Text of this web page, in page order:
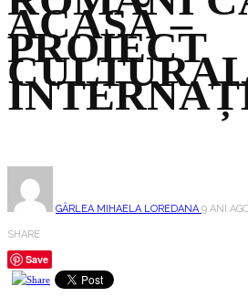
ACASĂ –
PROIECT
CULTURAL
GÂRLEA MIHAELA LOREDANA9 ANI
SHARE
Save